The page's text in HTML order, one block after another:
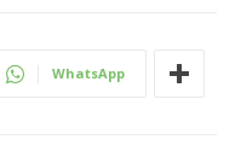
WhatsApp